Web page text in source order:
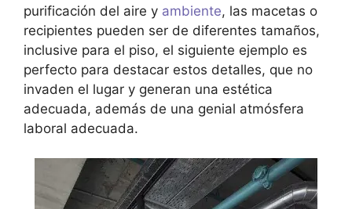
purificación del aire y ambiente, las macetas o
recipientes pueden ser de diferentes tamaños,
inclusive para el piso, el siguiente ejemplo es
perfecto para destacar estos detalles, que no
invaden el lugar y generan una estética
adecuada, además de una genial atmósfera
laboral adecuada.